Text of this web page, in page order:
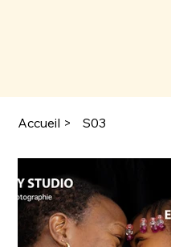
Accueil > S03